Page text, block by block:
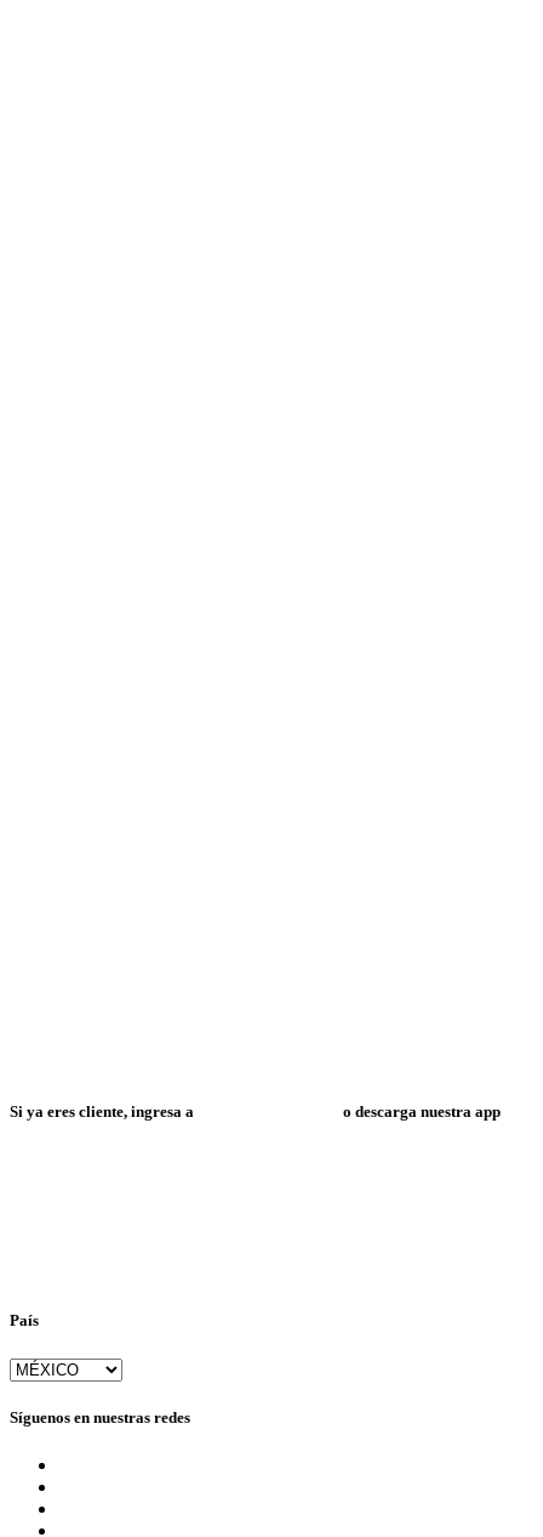
Si ya eres cliente, ingresa a o descarga nuestra app
País
Síguenos en nuestras redes